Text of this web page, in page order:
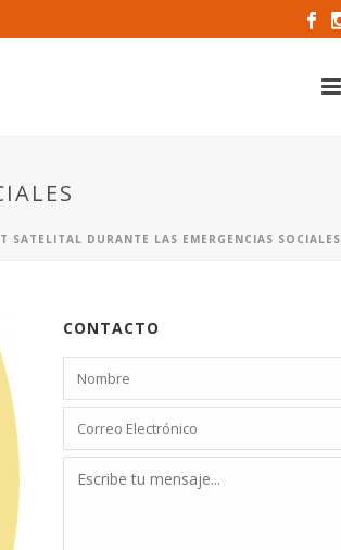
SATELITAL DURANTE LAS EMERGENCIAS SOCIALES
CONTACTO